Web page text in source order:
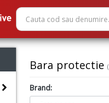
Bara protectie
Brand: